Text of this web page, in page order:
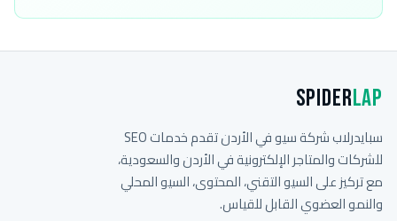
SpiderLap
سبايدرلاب شركة سيو في الأردن تقدم خدمات SEO
للشركات والمتاجر الإلكترونية في الأردن والسعودية،
مع تركيز على السيو التقني، المحتوى، السيو المحلي
والنمو العضوي القابل للقياس.